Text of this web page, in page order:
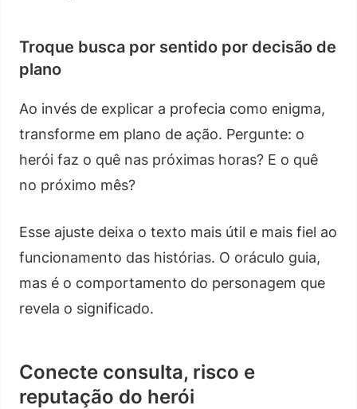
Troque busca por sentido por decisão de
plano
Ao invés de explicar a profecia como enigma,
transforme em plano de ação. Pergunte: o
herói faz o quê nas próximas horas? E o quê
no próximo mês?
Esse ajuste deixa o texto mais útil e mais fiel ao
funcionamento das histórias. O oráculo guia,
mas é o comportamento do personagem que
revela o significado.
Conecte consulta, risco e
reputação do herói